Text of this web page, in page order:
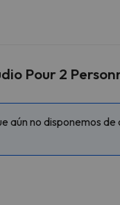
Pour 2
aún no disponemos